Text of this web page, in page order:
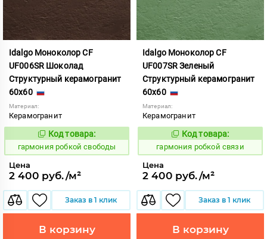
Idalgo Моноколор CF
UF006SR Шоколад
Структурный керамогранит
60x60
Материал:
Керамогранит
275460
Код товара:
гармония робкой свободы
Цена
2 400 руб./м²
Заказ в 1 клик
В корзину
Idalgo Моноколор CF
UF007SR Зеленый
Структурный керамогранит
60x60
Материал:
Керамогранит
275461
Код товара:
гармония робкой связи
Цена
2 400 руб./м²
Заказ в 1 клик
В корзину